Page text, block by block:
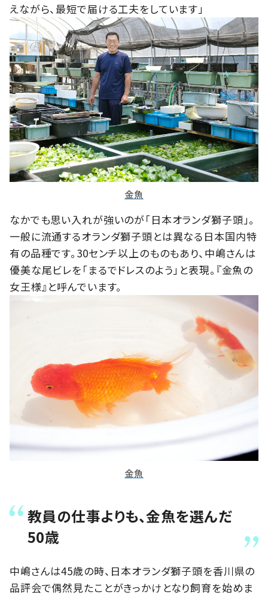
えながら、最短で届ける工夫をしています」
金魚
なかでも思い入れが強いのが「日本オランダ獅子頭」。
一般に流通するオランダ獅子頭とは異なる日本国内特
有の品種です。30センチ以上のものもあり、中嶋さんは
優美な尾ビレを「まるでドレスのよう」と表現。『金魚の
女王様』と呼んでいます。
金魚
教員の仕事よりも、金魚を選んだ
50歳
中嶋さんは45歳の時、日本オランダ獅子頭を香川県の
品評会で偶然見たことがきっかけとなり飼育を始めま